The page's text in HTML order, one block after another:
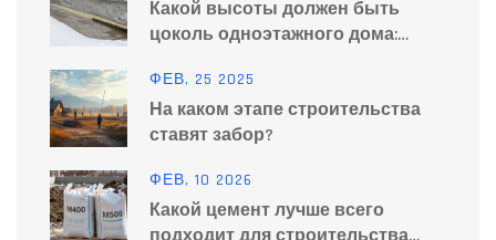
Какой высоты должен быть
цоколь одноэтажного дома:
советы
ФЕВ, 25 2025
На каком этапе строительства
ставят забор?
ФЕВ, 10 2026
Какой цемент лучше всего